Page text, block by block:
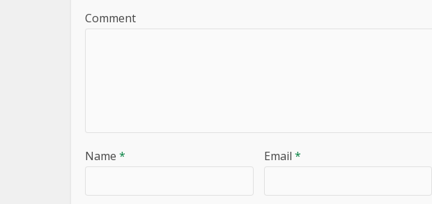
Comment
Name * Email *